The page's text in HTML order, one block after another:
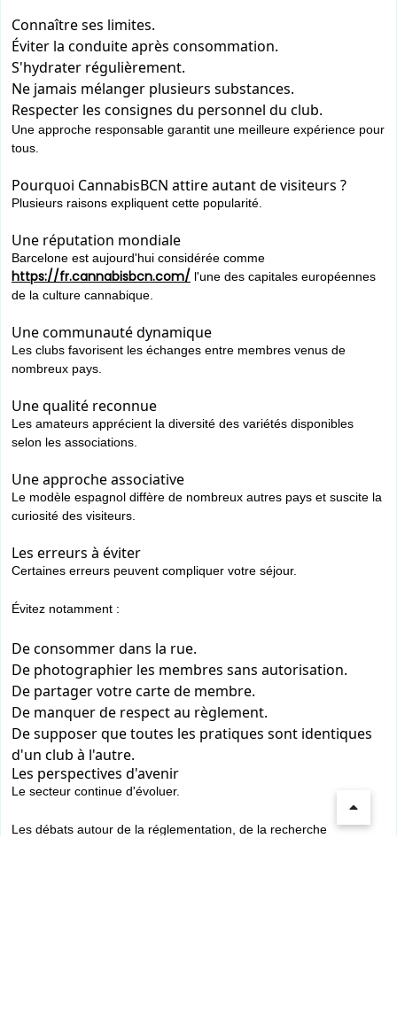
Connaître ses limites.
Éviter la conduite après consommation.
S'hydrater régulièrement.
Ne jamais mélanger plusieurs substances.
Respecter les consignes du personnel du club.
Une approche responsable garantit une meilleure expérience pour
tous.
Pourquoi CannabisBCN attire autant de visiteurs ?
Plusieurs raisons expliquent cette popularité.
Une réputation mondiale
Barcelone est aujourd'hui considérée comme
https://fr.cannabisbcn.com/ l'une des capitales européennes
de la culture cannabique.
Une communauté dynamique
Les clubs favorisent les échanges entre membres venus de
nombreux pays.
Une qualité reconnue
Les amateurs apprécient la diversité des variétés disponibles
selon les associations.
Une approche associative
Le modèle espagnol diffère de nombreux autres pays et suscite la
curiosité des visiteurs.
Les erreurs à éviter
Certaines erreurs peuvent compliquer votre séjour.
Évitez notamment :
De consommer dans la rue.
De photographier les membres sans autorisation.
De partager votre carte de membre.
De manquer de respect au règlement.
De supposer que toutes les pratiques sont identiques
d'un club à l'autre.
Les perspectives d'avenir
Le secteur continue d'évoluer.
Les débats autour de la réglementation, de la recherche